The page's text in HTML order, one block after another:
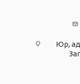
Юр,